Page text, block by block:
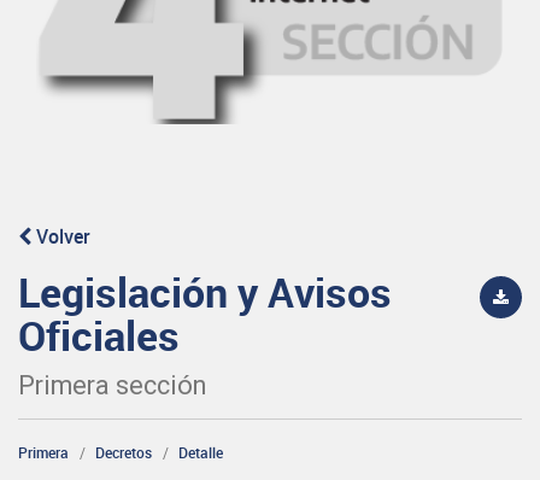
Volver
Legislación y Avisos
Oficiales
Primera sección
Primera Decretos Detalle